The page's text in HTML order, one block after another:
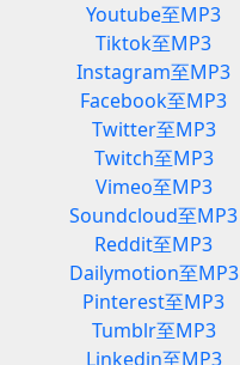
Youtube至MP3
Tiktok至MP3
Instagram至MP3
Facebook至MP3
Twitter至MP3
Twitch至MP3
Vimeo至MP3
Soundcloud至MP3
Reddit至MP3
Dailymotion至MP3
Pinterest至MP3
Tumblr至MP3
Linkedin至MP3